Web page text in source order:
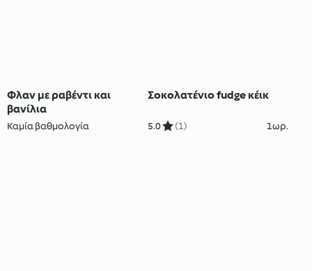
Φλαν με ραβέντι και
βανίλια
Καμία βαθμολογία
Σοκολατένιο fudge κέικ
5.0 (1) 1ωρ.